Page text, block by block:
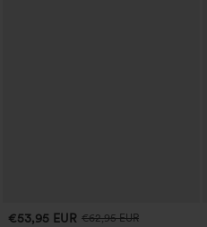
€53,95 EUR €62,95 EUR